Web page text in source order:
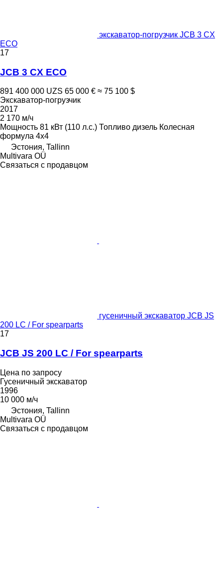
экскаватор-погрузчик JCB 3 CX
ECO
17
JCB 3 CX ECO
891 400 000 UZS 65 000 € ≈ 75 100 $
Экскаватор-погрузчик
2017
2 170 м/ч
Мощность 81 кВт (110 л.с.) Топливо дизель Колесная
формула 4x4
Эстония, Tallinn
Multivara OÜ
Связаться с продавцом
гусеничный экскаватор JCB JS
200 LC / For spearparts
17
JCB JS 200 LC / For spearparts
Цена по запросу
Гусеничный экскаватор
1996
10 000 м/ч
Эстония, Tallinn
Multivara OÜ
Связаться с продавцом